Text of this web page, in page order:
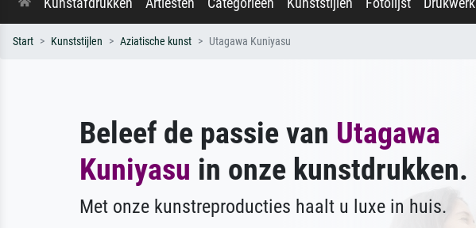
Kunstafdrukken Artiesten Categorieën Kunststijlen Fotolijst Drukwerk
Start Kunststijlen Aziatische kunst Utagawa Kuniyasu
Beleef de passie van Utagawa
Kuniyasu in onze kunstdrukken.
Met onze kunstreproducties haalt u luxe in huis.